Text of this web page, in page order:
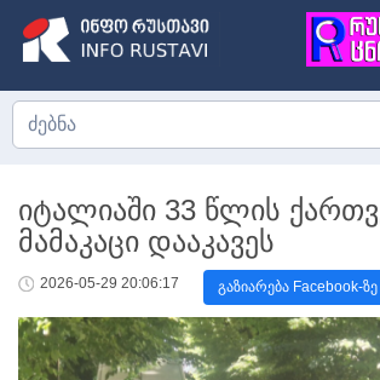
იტალიაში 33 წლის
მამაკაცი დააკავეს
2026-05-29 20:06:17 გაზიარება Facebook-ზე